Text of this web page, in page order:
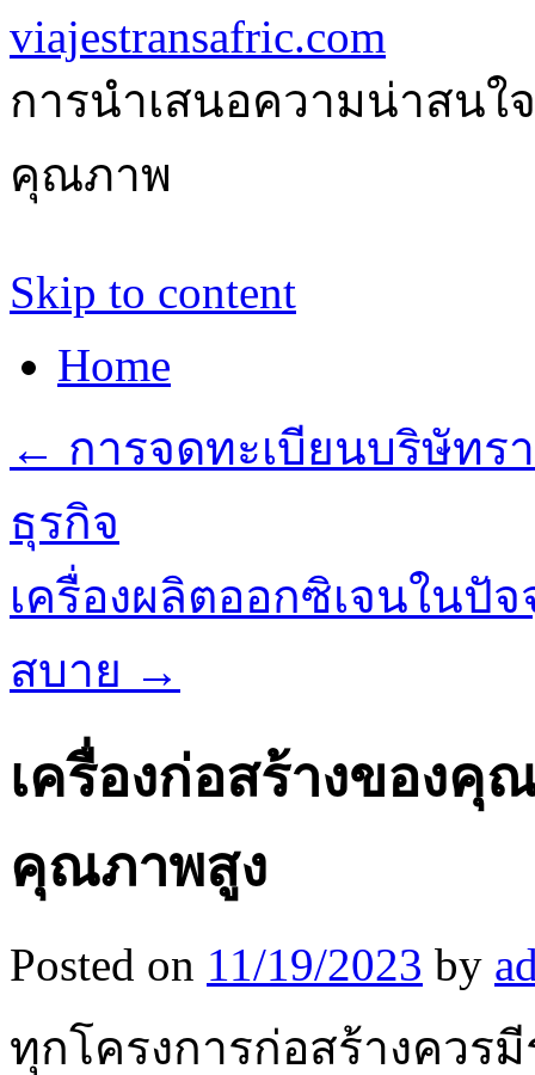
viajestransafric.com
การนำเสนอความน่าสนใ
คุณภาพ
Skip to content
Home
← การจดทะเบียนบริษัท
ธุรกิจ
เครื่องผลิตออกซิเจนในปั
สบาย →
เครื่องก่อสร้างของ
คุณภาพสูง
Posted on 11/19/2023 by
ทุกโครงการก่อสร้างควร